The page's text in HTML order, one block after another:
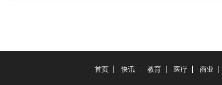
首页 快讯 教育 医疗 商业